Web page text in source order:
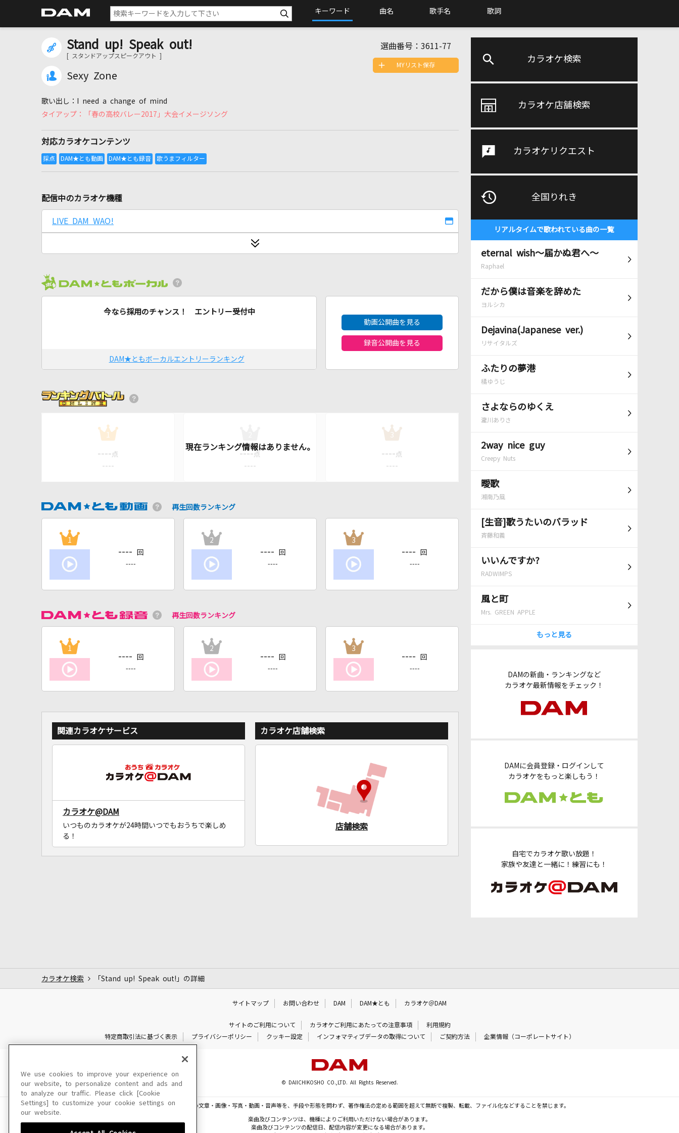
キーワード 曲名 歌手名 歌詞
カラオケ検索
カラオケ店舗検索
カラオケリクエスト
全国りれき
リアルタイムで歌われている曲の一覧
eternal wish～届かぬ君へ～
Raphael
だから僕は音楽を辞めた
ヨルシカ
Dejavina(Japanese ver.)
リサイタルズ
ふたりの夢港
橘ゆうじ
さよならのゆくえ
瀧川ありさ
2way nice guy
Creepy Nuts
曖歌
湘南乃風
[生音]歌うたいのバラッド
斉藤和義
いいんですか?
RADWIMPS
風と町
Mrs. GREEN APPLE
もっと見る
DAMの新曲・ランキングなど
カラオケ最新情報をチェック！
DAMに会員登録・ログインして
カラオケをもっと楽しもう！
自宅でカラオケ歌い放題！
家族や友達と一緒に！練習にも！
Stand up! Speak out!
[ スタンドアップスピークアウト ]
Sexy Zone
選曲番号： 3611-77
I need a change of mind
「春の高校バレー2017」大会イメージソング
対応カラオケコンテンツ
MYリスト保存
配信中のカラオケ機種
LIVE DAM WAO!
今なら採用のチャンス！ エントリー受付中
DAM★ともボーカルエントリーランキング
動画公開曲を見る
録音公開曲を見る
1
---- 点
----
---- 点
----
3
---- 点
----
再生回数ランキング
1
---- 回
----
2
---- 回
----
3
---- 回
----
再生回数ランキング
1
---- 回
----
2
---- 回
----
3
---- 回
----
関連カラオケサービス
カラオケ@DAM
いつものカラオケが24時間いつでもおうちで楽しめ
る！
カラオケ店舗検索
店舗検索
カラオケ検索 「Stand up! Speak out!」の詳細
サイトマップ お問い合わせ DAM DAM★とも カラオケ＠DAM
サイトのご利用について カラオケご利用にあたっての注意事項
利用規約
特定商取引法に基づく表示
プライバシーポリシー クッキー設定 インフォマティブデータの取得について ご契約方法 企業情報（コーポレートサイト）
© DAIICHIKOSHO CO.,LTD. All Rights Reserved.
このサイトに掲載されている一切の文章・画像・写真・動画・音声等を、手段や形態を問わず、著作権法の定める範囲を超えて無断で複製、転載、ファイル化などすることを禁じます。
楽曲及びコンテンツは、機種によりご利用いただけない場合があります。
楽曲及びコンテンツの配信日、配信内容が変更になる場合があります。
We use cookies to improve your experience on
our website, to personalize content and ads and
to analyze our traffic. Please click [Cookie
Settings] to customize your cookie settings on
our website.